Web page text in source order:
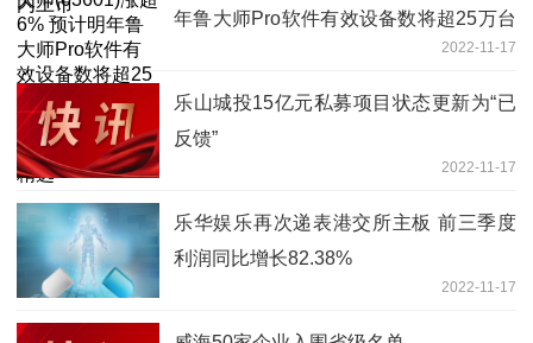
年鲁大师Pro软件有效设备数将超25万台
该软件将有望成为集团新的业务增长点-
今日精选
2022-11-17
乐山城投15亿元私募项目状态更新为“已
反馈”
2022-11-17
乐华娱乐再次递表港交所主板 前三季度
利润同比增长82.38%
2022-11-17